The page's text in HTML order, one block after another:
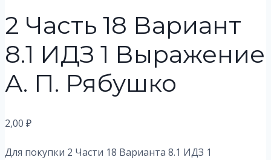
2 Часть 18 Вариант
8.1 ИДЗ 1 Выражение
А. П. Рябушко
2,00 ₽
Для покупки 2 Части 18 Варианта 8.1 ИДЗ 1